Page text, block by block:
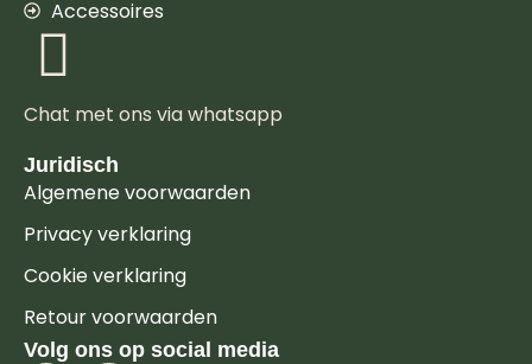
Accessoires
Chat met ons via whatsapp
Juridisch
Algemene voorwaarden
Privacy verklaring
Cookie verklaring
Retour voorwaarden
Volg ons op social media